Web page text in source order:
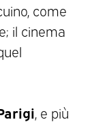
come
il cinema
, e più